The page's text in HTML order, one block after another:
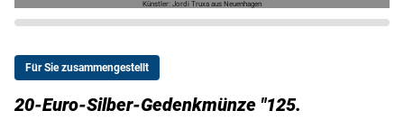
Künstler: Jordi Truxa aus Neuenhagen
Für Sie zusammengestellt
20-Euro-Silber-Gedenkmünze "125.